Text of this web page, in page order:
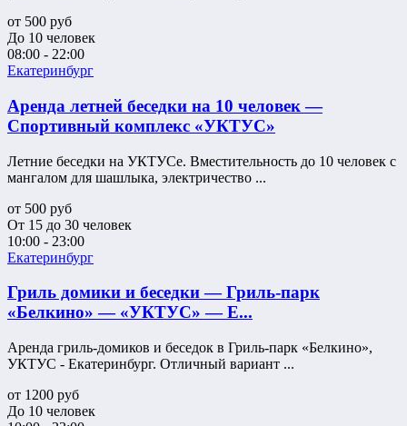
от 500 руб
До 10 человек
08:00 - 22:00
Екатеринбург
Аренда летней беседки на 10 человек —
Спортивный комплекс «УКТУС»
Летние беседки на УКТУСе. Вместительность до 10 человек с
мангалом для шашлыка, электричество ...
от 500 руб
От 15 до 30 человек
10:00 - 23:00
Екатеринбург
Гриль домики и беседки — Гриль-парк
«Белкино» — «УКТУС» — Е...
Аренда гриль-домиков и беседок в Гриль-парк «Белкино»,
УКТУС - Екатеринбург. Отличный вариант ...
от 1200 руб
До 10 человек